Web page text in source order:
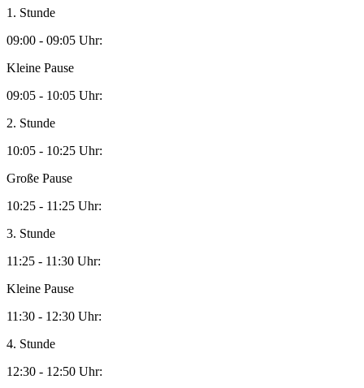
1. Stunde
09:00 - 09:05 Uhr:
Kleine Pause
09:05 - 10:05 Uhr:
2. Stunde
10:05 - 10:25 Uhr:
Große Pause
10:25 - 11:25 Uhr:
3. Stunde
11:25 - 11:30 Uhr:
Kleine Pause
11:30 - 12:30 Uhr:
4. Stunde
12:30 - 12:50 Uhr: